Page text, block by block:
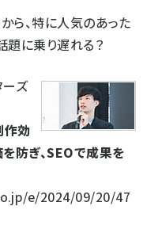
ら、特に人気のあった
題に乗り遅れる？
ーズ
作効
ぎ、SEOで成果を
e/2024/09/20/47